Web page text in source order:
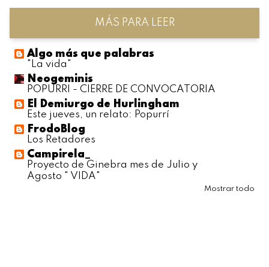
MÁS PARA LEER
Algo más que palabras
"La vida"
Neogeminis
POPURRI - CIERRE DE CONVOCATORIA
El Demiurgo de Hurlingham
Este jueves, un relato: Popurrí
FrodoBlog
Los Retadores
Campirela_
Proyecto de Ginebra mes de Julio y
Agosto " VIDA"
Mostrar todo